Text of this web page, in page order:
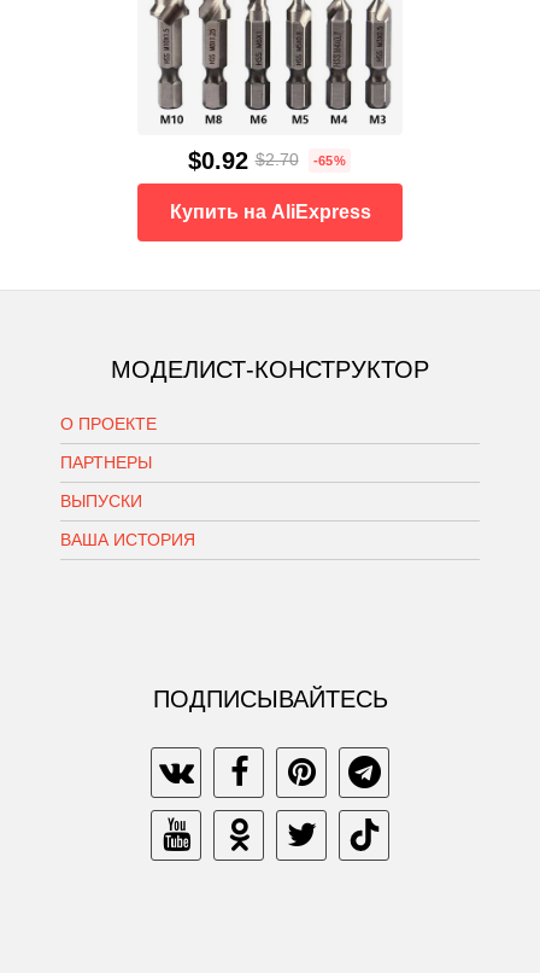
$0.92 $2.70 -65%
Купить на AliExpress
МОДЕЛИСТ-КОНСТРУКТОР
О ПРОЕКТЕ
ПАРТНЕРЫ
ВЫПУСКИ
ВАША ИСТОРИЯ
ПОДПИСЫВАЙТЕСЬ